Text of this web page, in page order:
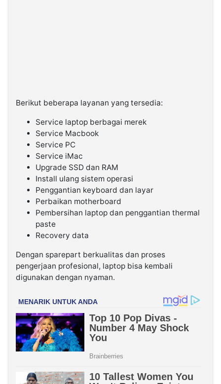
Berikut beberapa layanan yang tersedia:
Service laptop berbagai merek
Service Macbook
Service PC
Service iMac
Upgrade SSD dan RAM
Install ulang sistem operasi
Penggantian keyboard dan layar
Perbaikan motherboard
Pembersihan laptop dan penggantian thermal
paste
Recovery data
Dengan sparepart berkualitas dan proses
pengerjaan profesional, laptop bisa kembali
digunakan dengan nyaman.